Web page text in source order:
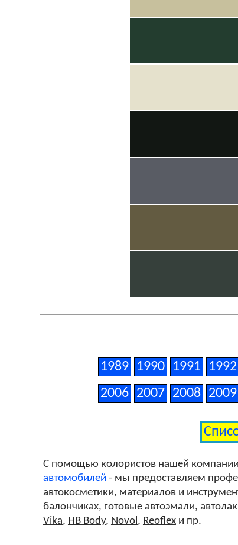
1989 1990 1991 1992
2006
2007 2008 2009
С помощью колористов нашей
автомобилей - мы предоставляем
автокосметики, материалов и
балончиках, готовые автоэмали,
Vika, HB Body, Novol, Reoflexи пр.